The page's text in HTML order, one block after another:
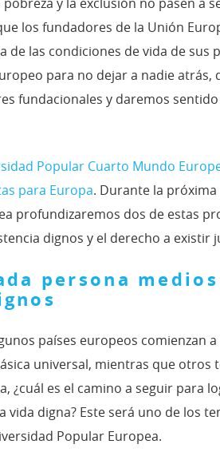
los fundadores de la Unión
las condiciones de vida de sus
para no dejar a nadie atrás,
fundacionales y daremos
Popular Cuarto Mundo
para Europa. Durante la
profundizaremos dos de estas
dignos y el derecho a existir
persona
países europeos comienzan
universal, mientras que otros
¿cuál es el camino a seguir para
vida digna? Este será uno de los
Popular Europea.